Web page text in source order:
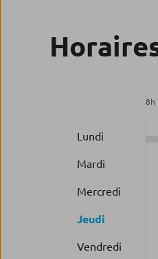
8h
Lundi
Mardi
Mercredi
Jeudi
Vendredi